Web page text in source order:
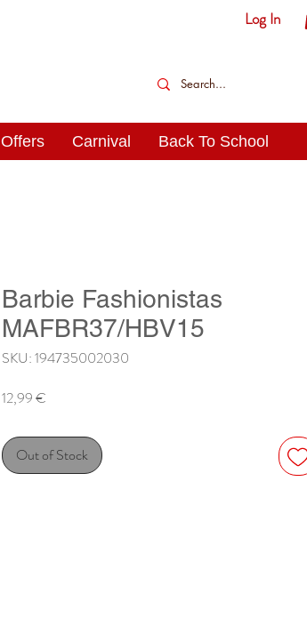
Log In
Offers Carnival Back To School
Barbie Fashionistas
MAFBR37/HBV15
SKU: 194735002030
12,99 €
Out of Stock